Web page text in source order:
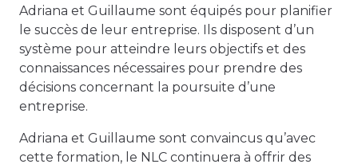
Adriana et Guillaume sont équipés pour planifier
le succès de leur entreprise. Ils disposent d’un
système pour atteindre leurs objectifs et des
connaissances nécessaires pour prendre des
décisions concernant la poursuite d’une
entreprise.
Adriana et Guillaume sont convaincus qu’avec
cette formation, le NLC continuera à offrir des